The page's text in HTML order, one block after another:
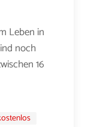
Leben in
noch
16